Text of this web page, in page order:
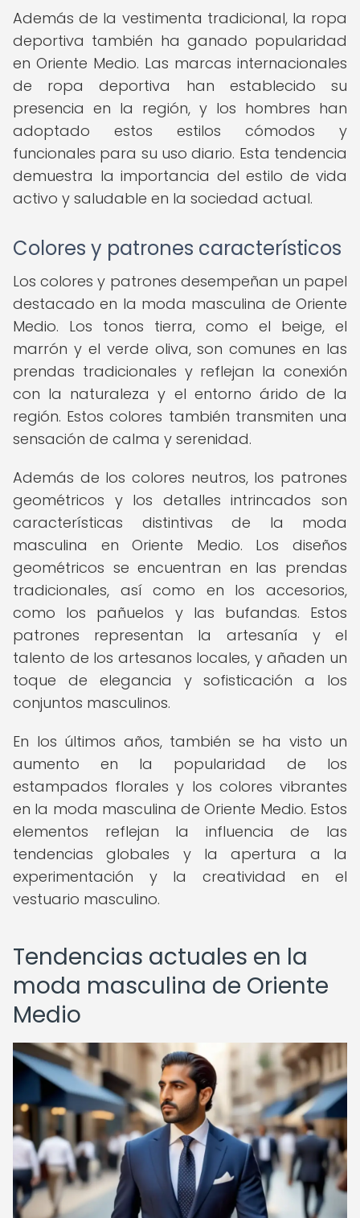
Además de la vestimenta tradicional, la ropa
deportiva también ha ganado popularidad
en Oriente Medio. Las marcas internacionales
de ropa deportiva han establecido su
presencia en la región, y los hombres han
adoptado estos estilos cómodos y
funcionales para su uso diario. Esta tendencia
demuestra la importancia del estilo de vida
activo y saludable en la sociedad actual.
Colores y patrones característicos
Los colores y patrones desempeñan un papel
destacado en la moda masculina de Oriente
Medio. Los tonos tierra, como el beige, el
marrón y el verde oliva, son comunes en las
prendas tradicionales y reflejan la conexión
con la naturaleza y el entorno árido de la
región. Estos colores también transmiten una
sensación de calma y serenidad.
Además de los colores neutros, los patrones
geométricos y los detalles intrincados son
características distintivas de la moda
masculina en Oriente Medio. Los diseños
geométricos se encuentran en las prendas
tradicionales, así como en los accesorios,
como los pañuelos y las bufandas. Estos
patrones representan la artesanía y el
talento de los artesanos locales, y añaden un
toque de elegancia y sofisticación a los
conjuntos masculinos.
En los últimos años, también se ha visto un
aumento en la popularidad de los
estampados florales y los colores vibrantes
en la moda masculina de Oriente Medio. Estos
elementos reflejan la influencia de las
tendencias globales y la apertura a la
experimentación y la creatividad en el
vestuario masculino.
Tendencias actuales en la
moda masculina de Oriente
Medio